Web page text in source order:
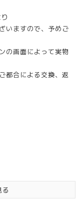
いますので、予めご
の画面によって実物
都合による交換、返